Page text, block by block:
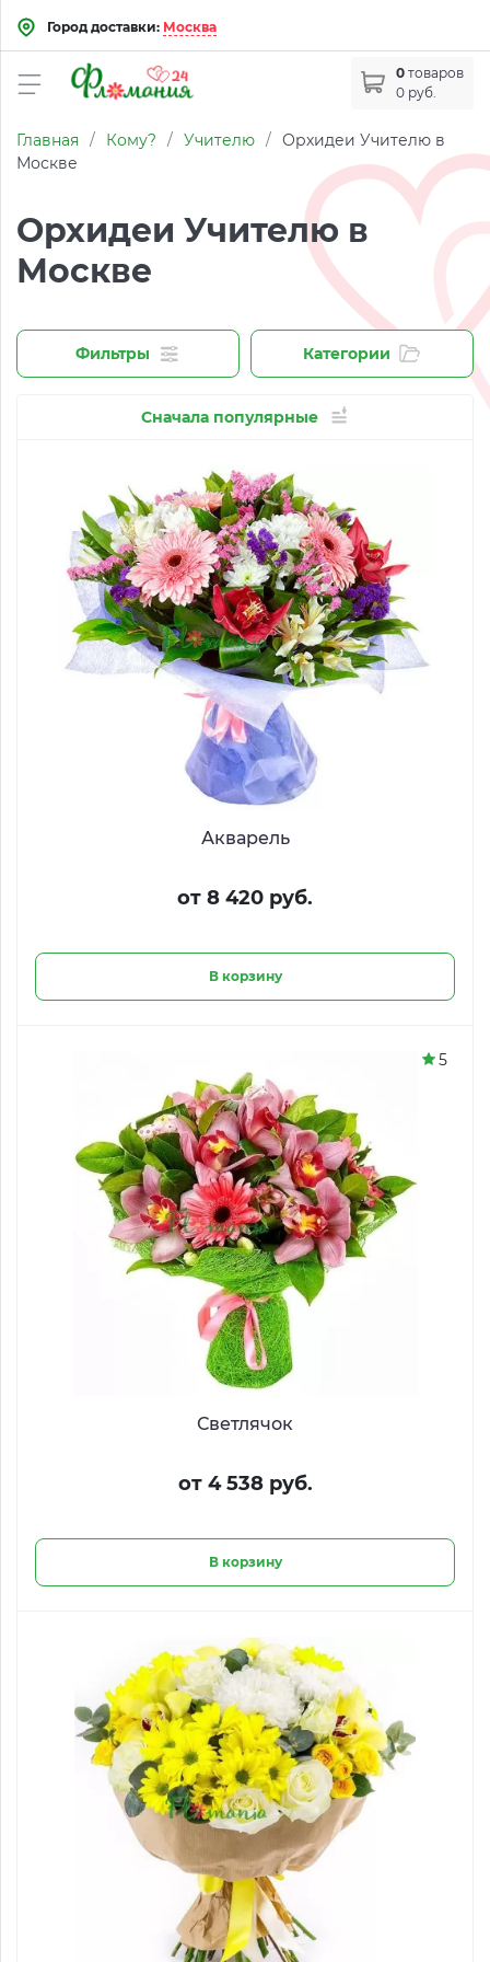
Город доставки: Москва
0 товаров
0 руб.
Главная / Кому? / Учителю / Орхидеи Учителю в
Москве
Орхидеи Учителю в
Москве
Фильтры Категории
Сначала популярные
Акварель
от 8 420 руб.
В корзину
Светлячок
от 4 538 руб.
В корзину
5